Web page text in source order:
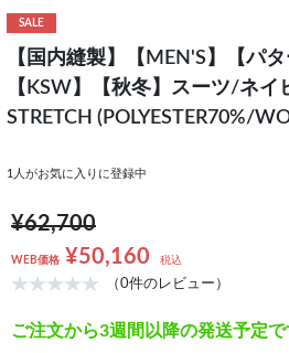
SALE
【国内縫製】【MEN'S】【パタ
【KSW】【秋冬】スーツ/ネ
STRETCH (POLYESTER70%/
1 人がお気に入りに登録中
¥62,700
WEB価格 ¥50,160 税込
（0件のレビュー）
ご注文から3週間以降の発送予定で